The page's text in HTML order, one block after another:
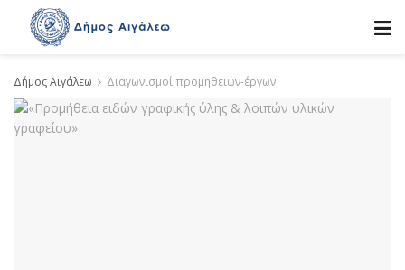
Δήμος Αιγάλεω Διαγωνισμοί προμηθειών-έργων